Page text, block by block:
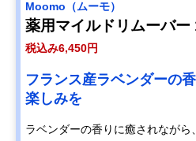
Moomo（ムーモ）
薬用マイルドリムーバー
税込み6,450円
フランス産ラベンダーの
楽しみを
ラベンダーの香りに癒されなが